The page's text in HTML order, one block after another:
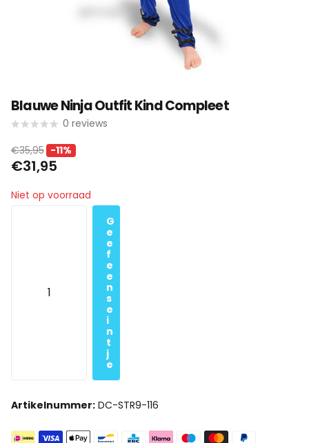
Blauwe Ninja Outfit Kind Compleet
0 reviews
€35,95 -11%
€31,95
Niet op voorraad
G
e
e
f
e
e
n
s
e
i
n
t
j
e
Artikelnummer: DC-STR9-116